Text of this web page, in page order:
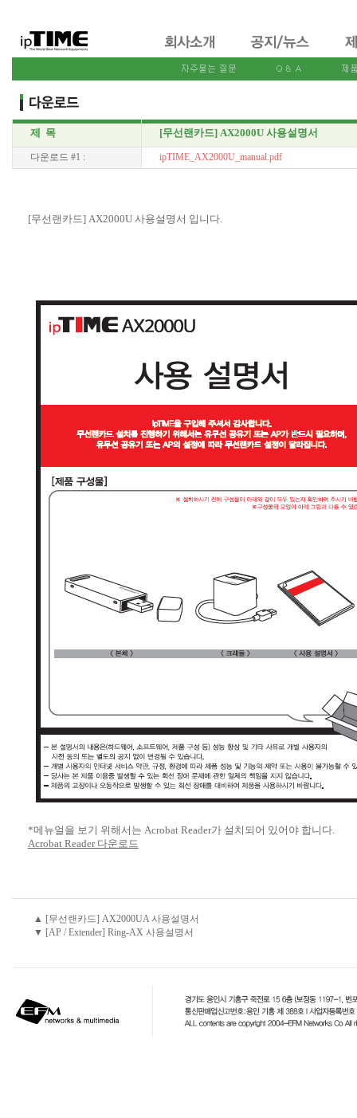
제 목 [무선랜카드] AX2000U 사용설명서
다운로드 #1 : ipTIME_AX2000U_manual.pdf
[무선랜카드] AX2000U 사용설명서 입니다.
*메뉴얼을 보기 위해서는 Acrobat Reader가 설치되어 있어야 합니다.
Acrobat Reader 다운로드
▲ [무선랜카드] AX2000UA 사용설명서
▼ [AP / Extender] Ring-AX 사용설명서